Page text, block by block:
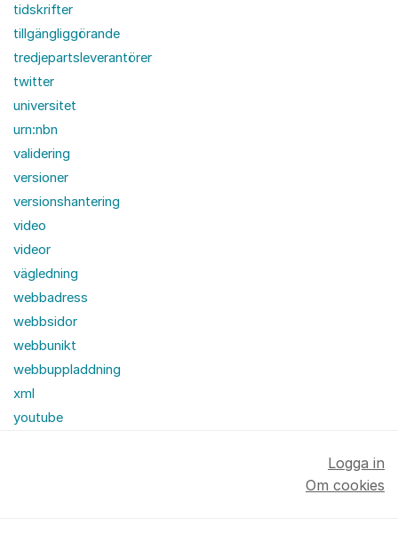
tidskrifter
tillgängliggörande
tredjepartsleverantörer
twitter
universitet
urn:nbn
validering
versioner
versionshantering
video
videor
vägledning
webbadress
webbsidor
webbunikt
webbuppladdning
xml
youtube
Logga in
Om cookies